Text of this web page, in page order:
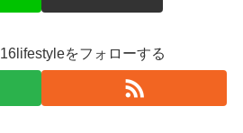
をフォローする